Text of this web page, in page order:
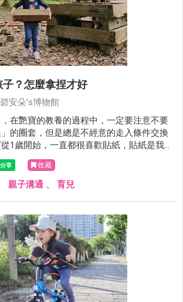
子？怎麼拿捏才好
安朵’s博物館
在艷寶的教養的過程中，一定要注意不要
的圈套，但是總是不經意的走入條件交換
1歲開始，一直都很喜歡貼紙，貼紙是我
戲之一，所以我的錢包裡總是會準備很多小
裡的塑膠桶裡的那種貼紙。這些貼紙不僅可
艷寶在交朋友更順利，因為她會拿貼紙去
具、獎勵物品。
收藏
親子溝通 、 育兒